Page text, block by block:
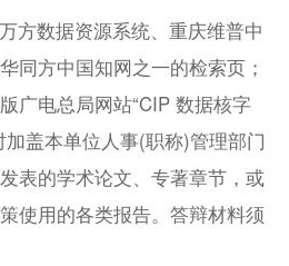
方数据资源系统、重庆维普中
同方中国知网之一的检索页；
广电总局网站“CIP 数据核字
盖本单位人事(职称)管理部门
表的学术论文、专著章节，或
使用的各类报告。答辩材料须